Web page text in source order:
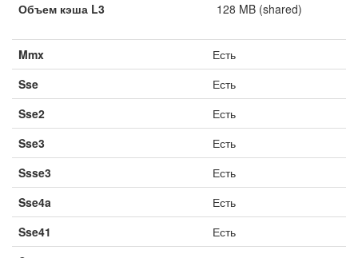
Объем кэша L3
128 MB (shared)
Mmx
Есть
Sse
Есть
Sse2
Есть
Sse3
Есть
Ssse3
Есть
Sse4a
Есть
Sse41
Есть